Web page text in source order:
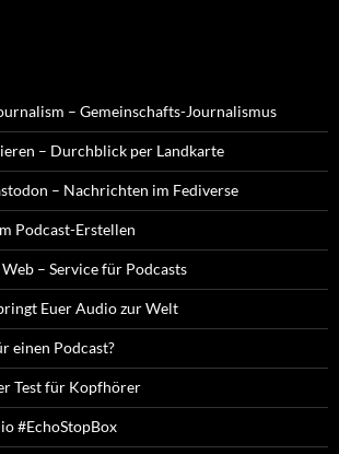
– Gemeinschafts-Journalismus
– Durchblick per Landkarte
– Nachrichten im Fediverse
Podcast-Erstellen
– Service für Podcasts
Euer Audio zur Welt
einen Podcast?
Test für Kopfhörer
#EchoStopBox